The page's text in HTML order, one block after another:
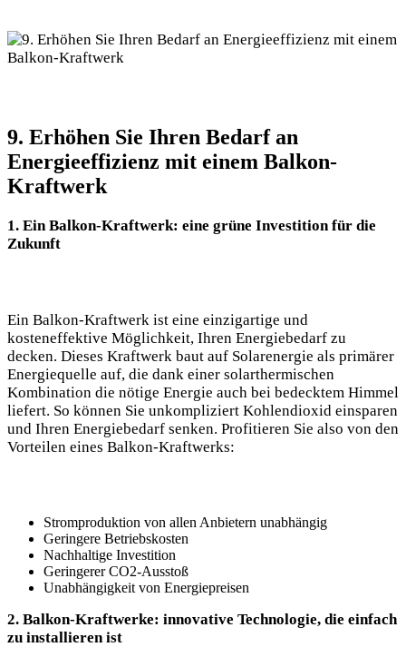
9. Erhöhen⁤ Sie Ihren Bedarf an
Energieeffizienz mit einem Balkon-
Kraftwerk
1. Ein‍ Balkon-Kraftwerk: eine‌ grüne Investition für die
Zukunft
Ein Balkon-Kraftwerk ist eine einzigartige und⁤
kosteneffektive Möglichkeit, Ihren Energiebedarf zu
decken. ‌Dieses Kraftwerk baut auf Solarenergie als primärer
Energiequelle⁤ auf, die ‌dank⁢ einer solarthermischen
Kombination die ⁣nötige Energie auch bei bedecktem Himmel
liefert. So⁢ können⁢ Sie unkompliziert Kohlendioxid einsparen
und Ihren Energiebedarf senken. Profitieren Sie also von den⁣
Vorteilen eines Balkon-Kraftwerks:
Stromproduktion von allen Anbietern unabhängig
Geringere Betriebskosten
Nachhaltige Investition
Geringerer CO2-Ausstoß
Unabhängigkeit von Energiepreisen
2.‍ Balkon-Kraftwerke: innovative Technologie, die einfach
zu installieren ist